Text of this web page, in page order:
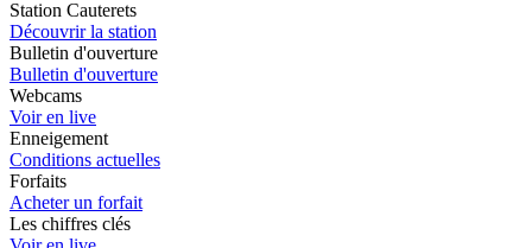
Station Cauterets
Découvrir la station
Bulletin d'ouverture
Bulletin d'ouverture
Webcams
Voir en live
Enneigement
Conditions actuelles
Forfaits
Acheter un forfait
Les chiffres clés